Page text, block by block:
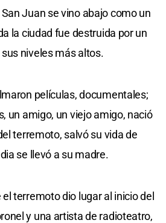
Juan se vino abajo como un
la ciudad fue destruida por un
niveles más altos.
películas, documentales;
un amigo, un viejo amigo, nació
terremoto, salvó su vida de
se llevó a su madre.
terremoto dio lugar al inicio del
y una artista de radioteatro,